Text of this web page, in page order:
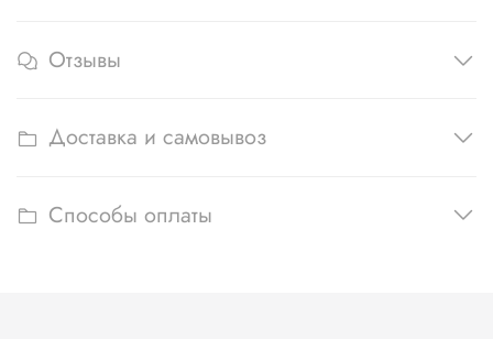
Отзывы
Доставка и самовывоз
Способы оплаты